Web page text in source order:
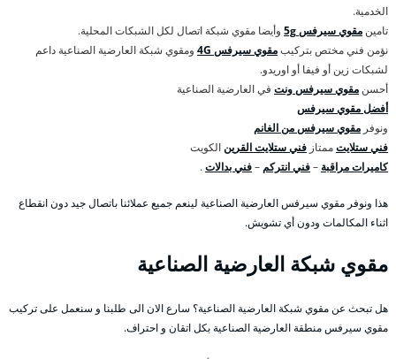
الخدمية.
تامين مقوي سيرفس 5g
وأيضا مقوي شبكة اتصال لكل الشبكات المحلية.
نؤمن فني مختص بتركيبمقوي سيرفس 4G
ومقوي شبكة العارضية الصناعية داعم
لشبكات زين أو فيفا أو اوريدو.
أحسن مقوي سيرفس ونت في العارضية الصناعية
أفضل مقوي سيرفس
ونوفر مقوي سيرفس من الغانم
فني ستلايتممتاز فني ستلايت القرينالكويت
كاميرات مراقبة –فني انتركم –فني بدالات.
هذا ونوفر مقوي سيرفس العارضية الصناعية لينعم جميع عملائنا باتصال جيد دون انقطاع
اثناء المكالمات ودون أي تشويش.
مقوي شبكة العارضية الصناعية
هل تبحث عن مقوي شبكة العارضية الصناعية؟ سارع الان الى طلبنا و سنعمل على تركيب
مقوي سيرفس منطقة العارضية الصناعية بكل اتقان و احتراف.